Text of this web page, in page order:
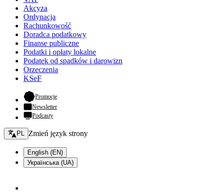
Akcyza
Ordynacja
Rachunkowość
Doradca podatkowy
Finanse publiczne
Podatki i opłaty lokalne
Podatek od spadków i darowizn
Orzeczenia
KSeF
Promocje- otwiera się w nowej karcie
Newsletter
Podcasty
Zmień język - bieżący:
PL Zmień język strony
English (EN)
Українська (UA)